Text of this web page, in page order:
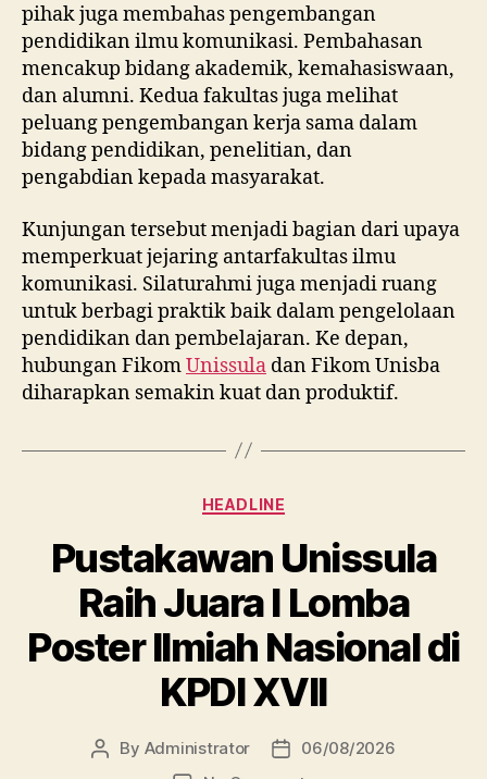
pihak juga membahas pengembangan
pendidikan ilmu komunikasi. Pembahasan
mencakup bidang akademik, kemahasiswaan,
dan alumni. Kedua fakultas juga melihat
peluang pengembangan kerja sama dalam
bidang pendidikan, penelitian, dan
pengabdian kepada masyarakat.
Kunjungan tersebut menjadi bagian dari upaya
memperkuat jejaring antarfakultas ilmu
komunikasi. Silaturahmi juga menjadi ruang
untuk berbagi praktik baik dalam pengelolaan
pendidikan dan pembelajaran. Ke depan,
hubungan FikomUnissula dan Fikom Unisba
diharapkan semakin kuat dan produktif.
Categories
HEADLINE
Pustakawan Unissula
Raih Juara I Lomba
Poster Ilmiah Nasional di
KPDI XVII
Post
By Administrator
Post
date
06/08/2026